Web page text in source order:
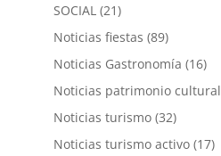
SOCIAL (21)
Noticias fiestas (89)
Noticias Gastronomía (16)
Noticias patrimonio cultural
Noticias turismo(32)
Noticias turismo activo(17)